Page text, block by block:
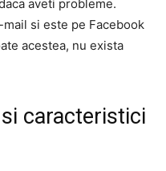
aveti probleme.
si este pe Facebook
acestea, nu exista
caracteristici